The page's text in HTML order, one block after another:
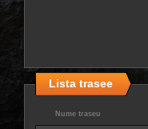
Lista trasee
Nume traseu